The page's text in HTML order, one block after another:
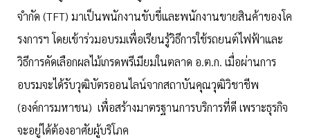
จำกัด (TFT) มาเป็นพนักงานขับขี่และพนักงานขายสินค้าของโค
รงการฯ โดยเข้าร่วมอบรมเพื่อเรียนรู้วิธีการใช้รถยนต์ไฟฟ้าและ
วิธีการคัดเลือกผลไม้เกรดพรีเมียมในตลาด อ.ต.ก. เมื่อผ่านการ
อบรมจะได้รับวุฒิบัตรออนไลน์จากสถาบันคุณวุฒิวิชาชีพ
(องค์การมหาชน) เพื่อสร้างมาตรฐานการบริการที่ดี เพราะธุรกิจ
จะอยู่ได้ต้องอาศัยผู้บริโภค